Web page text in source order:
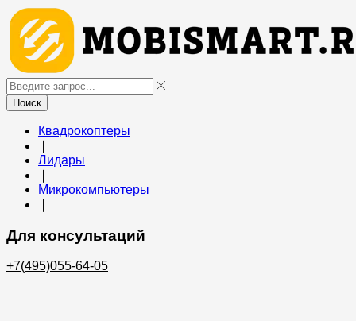
Поиск
Квадрокоптеры
Лидары
Микрокомпьютеры
Для консультаций
+7(495)055-64-05